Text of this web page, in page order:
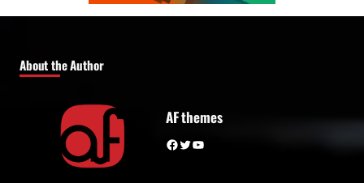
About the Author
AF themes
Facebook Twitter YouTube